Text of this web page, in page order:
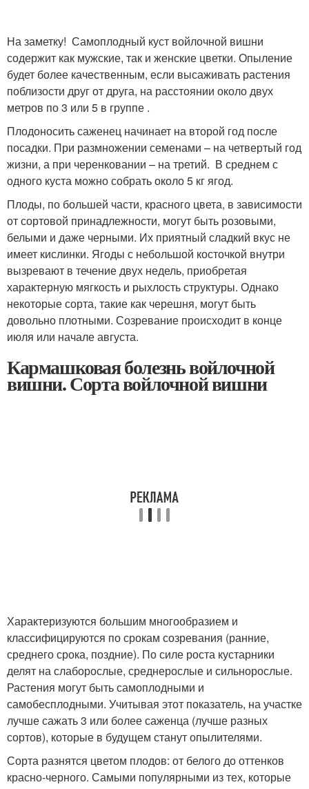
На заметку! Самоплодный куст войлочной вишни
содержит как мужские, так и женские цветки. Опыление
будет более качественным, если высаживать растения
поблизости друг от друга, на расстоянии около двух
метров по 3 или 5 в группе .
Плодоносить саженец начинает на второй год после
посадки. При размножении семенами – на четвертый год
жизни, а при черенковании – на третий. В среднем с
одного куста можно собрать около 5 кг ягод.
Плоды, по большей части, красного цвета, в зависимости
от сортовой принадлежности, могут быть розовыми,
белыми и даже черными. Их приятный сладкий вкус не
имеет кислинки. Ягоды с небольшой косточкой внутри
вызревают в течение двух недель, приобретая
характерную мягкость и рыхлость структуры. Однако
некоторые сорта, такие как черешня, могут быть
довольно плотными. Созревание происходит в конце
июля или начале августа.
Кармашковая болезнь войлочной
вишни. Сорта войлочной вишни
Характеризуются большим многообразием и
классифицируются по срокам созревания (ранние,
среднего срока, поздние). По силе роста кустарники
делят на слаборослые, среднерослые и сильнорослые.
Растения могут быть самоплодными и
самобесплодными. Учитывая этот показатель, на участке
лучше сажать 3 или более саженца (лучше разных
сортов), которые в будущем станут опылителями.
Сорта разнятся цветом плодов: от белого до оттенков
красно-черного. Самыми популярными из тех, которые